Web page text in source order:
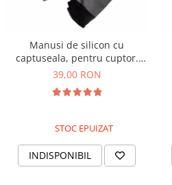
Manusi de silicon cu
captuseala, pentru cuptor.
Rezistente la caldura
39,00 RON
STOC EPUIZAT
INDISPONIBIL